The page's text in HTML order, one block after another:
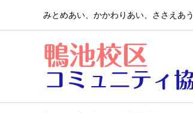
みとめあい、かかわりあい、ささえあ